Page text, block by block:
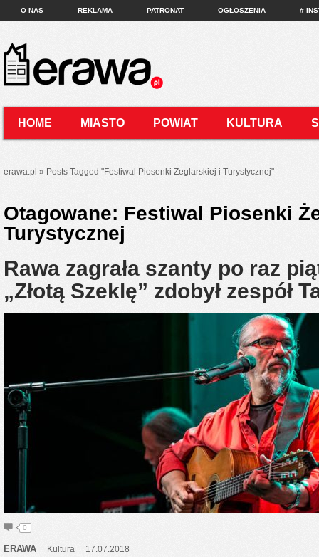
O NAS REKLAMA PATRONAT OGŁOSZENIA #
HOME MIASTO POWIAT KULTURA
erawa.pl » Posts Tagged "Festiwal Piosenki Żeglarskiej i Turystycznej"
Otagowane: Festiwal Piosenki
Turystycznej
Rawa zagrała szanty po raz
„Złotą Szeklę” zdobył zespół
0
ERAWA Kultura 17.07.2018